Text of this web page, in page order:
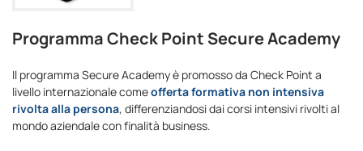
Programma Check Point Secure Academy
Il programma Secure Academy è promosso da Check Point a
livello internazionale comeofferta formativa non intensiva
rivolta alla persona, differenziandosi dai corsi intensivi rivolti al
mondo aziendale con finalità business.